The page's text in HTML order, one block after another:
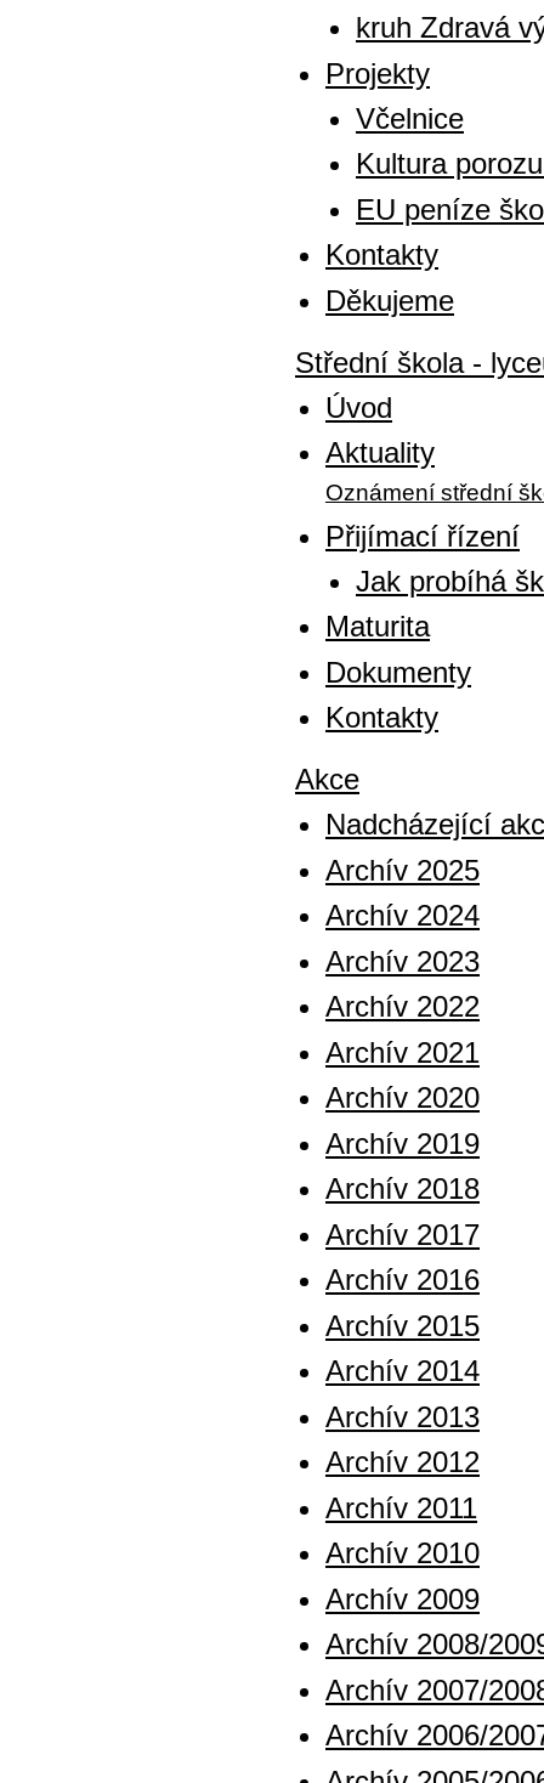
kruh Zdravá
Projekty
Včelnice
Kultura
EU peníze
Kontakty
Děkujeme
Střední škola -
Úvod
Aktuality
Oznámení střední
Přijímací řízení
Jak probíhá
Maturita
Dokumenty
Kontakty
Akce
Nadcházející
Archív 2025
Archív 2024
Archív 2023
Archív 2022
Archív 2021
Archív 2020
Archív 2019
Archív 2018
Archív 2017
Archív 2016
Archív 2015
Archív 2014
Archív 2013
Archív 2012
Archív 2011
Archív 2010
Archív 2009
Archív 2008/
Archív 2007/
Archív 2006/